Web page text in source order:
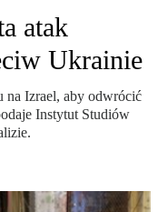
atak
Ukrainie
na Izrael, aby odwrócić
Instytut Studiów